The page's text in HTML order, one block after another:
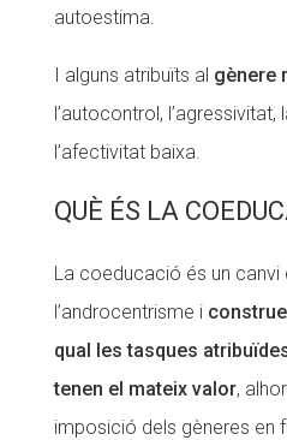
autoestima.
I alguns atribuïts al gènere
l’autocontrol,
l’afectivitat baixa.
QUÈ ÉS LA
La coeducació és un canvi
l’androcentrisme i
qual les tasques
tenen el mateix valor,
imposició dels gèneres en